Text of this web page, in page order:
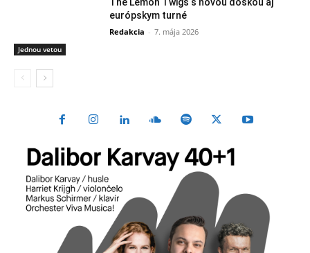
Jednou vetou
The Lemon Twigs s novou doskou aj
európskym turné
Redakcia - 7. mája 2026